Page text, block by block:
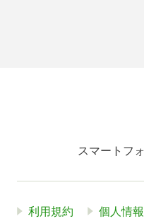
スマートフ
利用規約 個人情